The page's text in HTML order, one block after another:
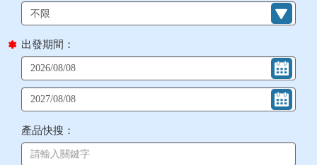
韓國
東南亞 +
美加紐澳 +
出發期間：
產品快搜：